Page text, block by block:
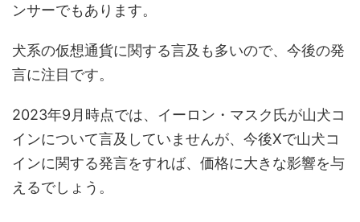
ンサーでもあります。
犬系の仮想通貨に関する言及も多いので、今後の発
言に注目です。
2023年9月時点では、イーロン・マスク氏が山犬コ
インについて言及していませんが、今後Xで山犬コ
インに関する発言をすれば、価格に大きな影響を与
えるでしょう。